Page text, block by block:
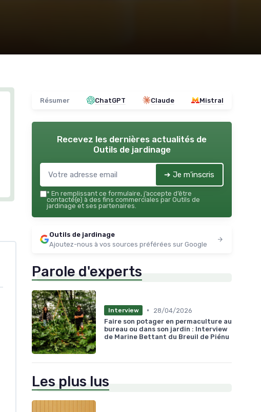
Résumer ChatGPT Claude Mistral
Recevez les dernières actualités de
Outils de jardinage
➔ Je m'inscris
* En remplissant ce formulaire, j’accepte d’être
contacté(e) à des fins commerciales par Outils de
jardinage et ses partenaires.
Outils de jardinage
Ajoutez-nous à vos sources préférées sur Google
Parole d'experts
Interview •
28/04/2026
Faire son potager en permaculture au
bureau ou dans son jardin : Interview
de Marine Bettant du Breuil de Piénu
Les plus lus